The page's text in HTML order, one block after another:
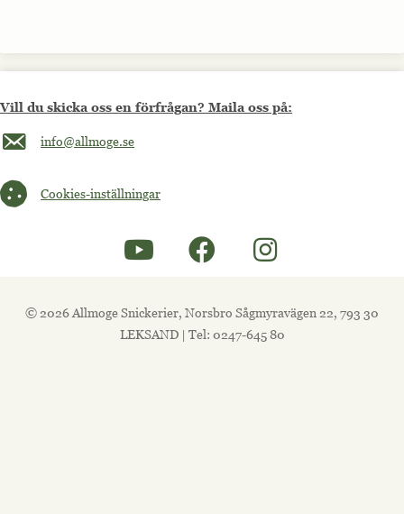
Vill du skicka oss en förfrågan? Maila oss på:
Maila oss på info@allmoge.se
info@allmoge.se
Cookies-inställningar
Cookies-inställningar
© 2026 Allmoge Snickerier, Norsbro Sågmyravägen 22, 793 30
LEKSAND | Tel: 0247-645 80